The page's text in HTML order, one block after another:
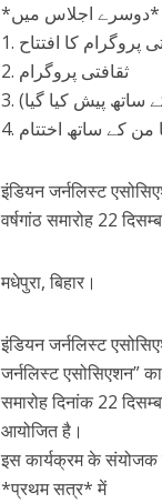
*دوسرے اجلاس میں*
پروگرام کا افتتاح
2. ثقافتی پروگرام
ساتھ پیش کیا گیا)
من کے ساتھ اختتام
इंडियन जर्नलिस्ट
वर्षगांठ समारोह 22
मधेपुरा, बिहार।
इंडियन जर्नलिस्ट
जर्नलिस्ट एसोसिएशन”
समारोह दिनांक 22
आयोजित है।
इस कार्यक्रम के संयोजक
*प्रथम सत्र* में